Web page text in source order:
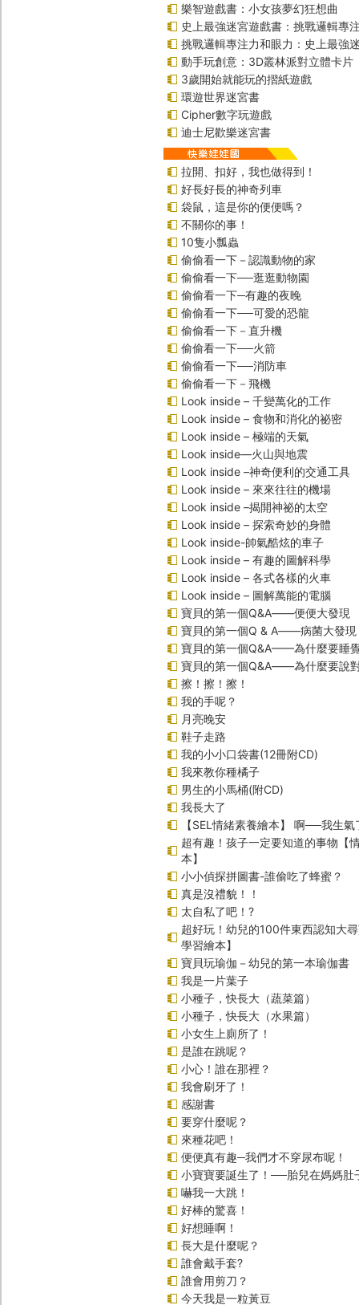
樂智遊戲書：小女孩夢幻狂想曲
史上最強迷宮遊戲書：挑戰邏輯專
挑戰邏輯專注力和眼力：史上最強
動手玩創意：3D叢林派對立體卡片
3歲開始就能玩的摺紙遊戲
環遊世界迷宮書
Cipher數字玩遊戲
迪士尼歡樂迷宮書
拉開、扣好，我也做得到！
好長好長的神奇列車
袋鼠，這是你的便便嗎？
不關你的事！
10隻小瓢蟲
偷偷看一下－認識動物的家
偷偷看一下──逛逛動物園
偷偷看一下─有趣的夜晚
偷偷看一下──可愛的恐龍
偷偷看一下－直升機
偷偷看一下──火箭
偷偷看一下──消防車
偷偷看一下－飛機
Look inside – 千變萬化的工作
Look inside – 食物和消化的祕密
Look inside – 極端的天氣
Look inside—火山與地震
Look inside –神奇便利的交通工具
Look inside – 來來往往的機場
Look inside –揭開神祕的太空
Look inside – 探索奇妙的身體
Look inside-帥氣酷炫的車子
Look inside – 有趣的圖解科學
Look inside – 各式各樣的火車
Look inside – 圖解萬能的電腦
寶貝的第一個Q&A――便便大發現
寶貝的第一個Q & A――病菌大發現
寶貝的第一個Q&A——為什麼要睡
寶貝的第一個Q&A――為什麼要說
擦！擦！擦！
我的手呢？
月亮晚安
鞋子走路
我的小小口袋書(12冊附CD)
我來教你種橘子
男生的小馬桶(附CD)
我長大了
【SEL情緒素養繪本】 啊──我生
超有趣！孩子一定要知道的事物【
本】
小小偵探拼圖書-誰偷吃了蜂蜜？
真是沒禮貌！！
太自私了吧！?
超好玩！幼兒的100件東西認知大
學習繪本】
寶貝玩瑜伽－幼兒的第一本瑜伽書
我是一片葉子
小種子，快長大（蔬菜篇）
小種子，快長大（水果篇）
小女生上廁所了！
是誰在跳呢？
小心！誰在那裡？
我會刷牙了！
感謝書
要穿什麼呢？
來種花吧！
便便真有趣─我們才不穿尿布呢！
小寶寶要誕生了！──胎兒在媽媽肚
嚇我一大跳！
好棒的驚喜！
好想睡啊！
長大是什麼呢？
誰會戴手套?
誰會用剪刀？
今天我是一粒黃豆